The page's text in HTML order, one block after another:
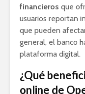
financieros que
usuarios reportan
que pueden
general, el banco
plataforma digital.
¿Qué
online de